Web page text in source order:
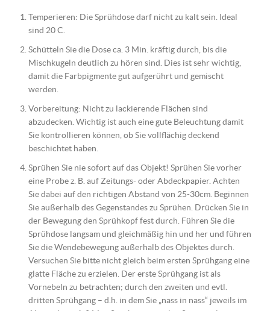
Temperieren: Die Sprühdose darf nicht zu kalt sein. Ideal
sind 20 C.
Schütteln Sie die Dose ca. 3 Min. kräftig durch, bis die
Mischkugeln deutlich zu hören sind. Dies ist sehr wichtig,
damit die Farbpigmente gut aufgerührt und gemischt
werden.
Vorbereitung: Nicht zu lackierende Flächen sind
abzudecken. Wichtig ist auch eine gute Beleuchtung damit
Sie kontrollieren können, ob Sie vollflächig deckend
beschichtet haben.
Sprühen Sie nie sofort auf das Objekt! Sprühen Sie vorher
eine Probe z. B. auf Zeitungs- oder Abdeckpapier. Achten
Sie dabei auf den richtigen Abstand von 25-30cm. Beginnen
Sie außerhalb des Gegenstandes zu Sprühen. Drücken Sie in
der Bewegung den Sprühkopf fest durch. Führen Sie die
Sprühdose langsam und gleichmäßig hin und her und führen
Sie die Wendebewegung außerhalb des Objektes durch.
Versuchen Sie bitte nicht gleich beim ersten Sprühgang eine
glatte Fläche zu erzielen. Der erste Sprühgang ist als
Vornebeln zu betrachten; durch den zweiten und evtl.
dritten Sprühgang – d.h. in dem Sie „nass in nass“ jeweils im